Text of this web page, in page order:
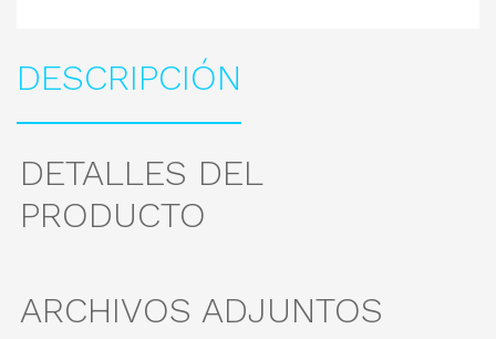
DESCRIPCIÓN
DETALLES DEL
PRODUCTO
ARCHIVOS ADJUNTOS